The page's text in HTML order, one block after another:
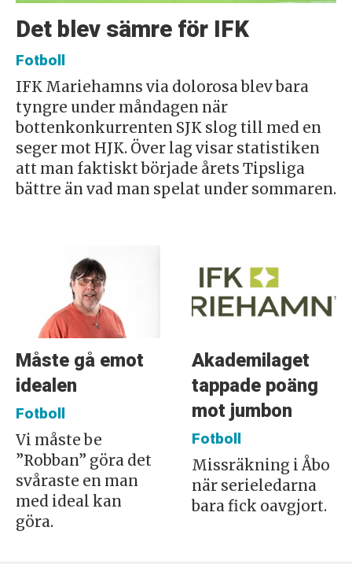
Det blev sämre för IFK
Fotboll
IFK Mariehamns via dolorosa blev bara
tyngre under måndagen när
bottenkonkurrenten SJK slog till med en
seger mot HJK. Över lag visar statistiken
att man faktiskt började årets Tipsliga
bättre än vad man spelat under sommaren.
Måste gå emot
idealen
Fotboll
Vi måste be
”Robban” göra det
svåraste en man
med ideal kan
göra.
Akademilaget
tappade poäng
mot jumbon
Fotboll
Missräkning i Åbo
när serieledarna
bara fick oavgjort.